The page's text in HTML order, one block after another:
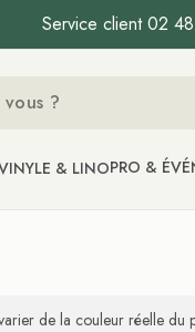
Service client 02
& LINOPRO &
de la couleur réelle du